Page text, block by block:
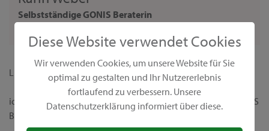
Diese Website verwendet Cookies
Wir verwenden Cookies, um unsere Website für Sie
optimal zu gestalten und Ihr Nutzererlebnis
fortlaufend zu verbessern. Unsere
Datenschutzerklärung informiert über diese.
Selbstständige GONIS Beraterin
Liebe Interessentin,
ich begrüße dich ganz herzlich auf meiner persönlichen GONIS
Beraterseite!